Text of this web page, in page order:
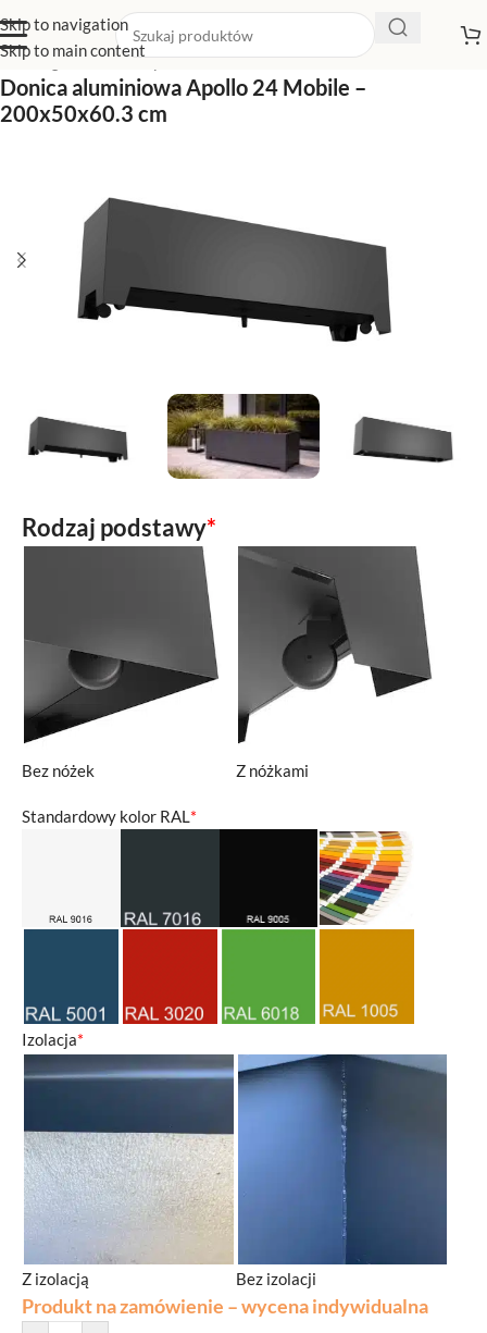
Skip to navigation
Skip to main content
Strona główna/Sklep z donicami/Donice aluminiowe
Donica aluminiowa Apollo 24 Mobile –
200x50x60.3 cm
*
Rodzaj podstawy
Bez nóżek Z nóżkami
*
Standardowy kolor RAL
*
Izolacja
Z izolacją Bez izolacji
Produkt na zamówienie – wycena indywidualna